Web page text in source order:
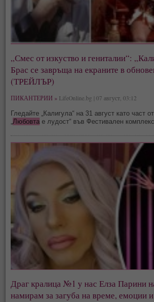
„Смес от изкуство и гениталии“:
Брас се завръща на екраните в
(ТРЕЙЛЪР)
ПИКАНТЕРИИ » LifeOnline.bg | 07 август, 03:12
Гледайте „Калигула“ на 31 август като част
Любовта е лудост“ във Фестивален
Драг кралица №1 у нас Елза Парини
намирам за загуба на време, емоции